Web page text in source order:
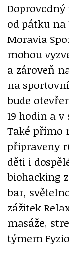
od pátku na
Moravia
mohou
a zároveň
na
bude
19 hodin a v
Také přímo
připraveny
děti i
biohacking
bar,
zážitek
masáže,
týmem